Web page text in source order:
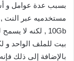
بسبب عدة عوامل و
مستخدميه عبر النت
بيت للملف الواحد و
بالإضافة إلى ذلك